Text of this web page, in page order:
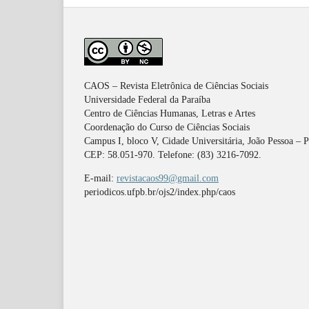
CAOS – Revista Eletrônica de Ciências Sociais
Universidade Federal da Paraíba
Centro de Ciências Humanas, Letras e Artes
Coordenação do Curso de Ciências Sociais
Campus I, bloco V, Cidade Universitária, João Pessoa –
CEP: 58.051-970. Telefone: (83) 3216-7092.
E-mail: revistacaos99@gmail.com
periodicos.ufpb.br/ojs2/index.php/caos